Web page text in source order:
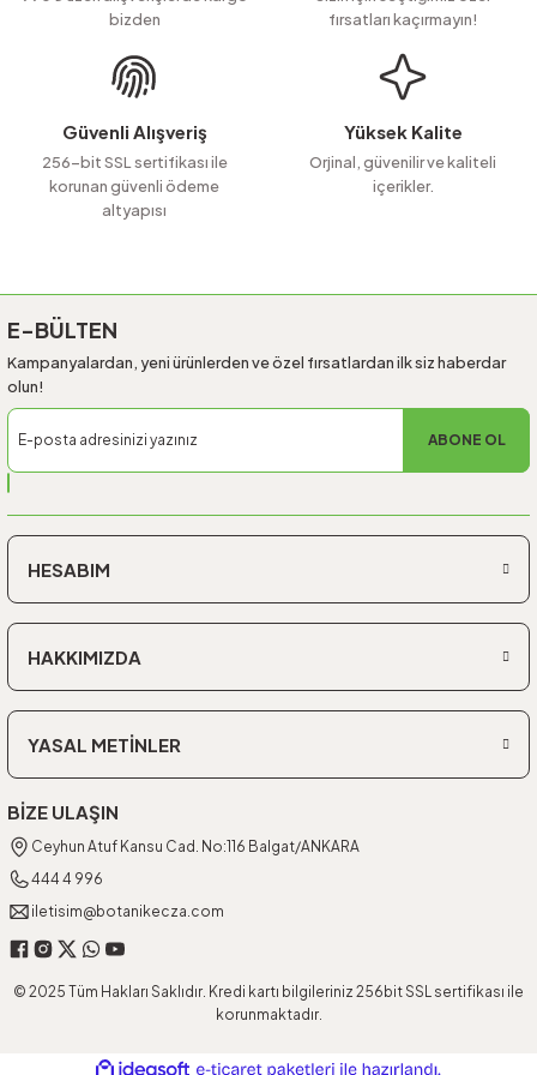
Ürün bilgilerinde hatalar bulunuyor.
Ürün fiyatı diğer sitelerden daha pahalı.
Bu ürüne benzer farklı alternatifler olmalı.
bizden
fırsatları kaçırmayın!
Güvenli Alışveriş
256-bit SSL sertifikası ile
korunan güvenli ödeme
altyapısı
Yüksek Kalite
Orjinal, güvenilir ve kaliteli
içerikler.
E-BÜLTEN
Kampanyalardan, yeni ürünlerden ve özel fırsatlardan ilk siz haberdar
olun!
ABONE OL
HESABIM
HAKKIMIZDA
YASAL METİNLER
BİZE ULAŞIN
Ceyhun Atuf Kansu Cad. No:116 Balgat/ANKARA
444 4 996
iletisim@botanikecza.com
© 2025 Tüm Hakları Saklıdır. Kredi kartı bilgileriniz 256bit SSL sertifikası ile
korunmaktadır.
ideasoft e-